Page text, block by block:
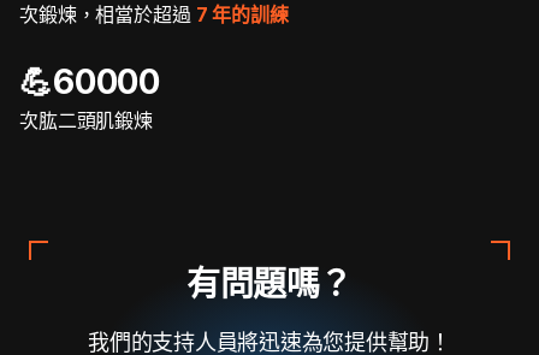
次鍛煉，相當於超過 7 年的訓練
💪60000
次肱二頭肌鍛煉
有問題嗎？
我們的支持人員將迅速為您提供幫助！